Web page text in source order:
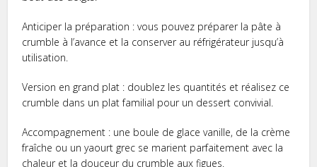
Anticiper la préparation : vous pouvez préparer la pâte à
crumble à l’avance et la conserver au réfrigérateur jusqu’à
utilisation.
Version en grand plat : doublez les quantités et réalisez ce
crumble dans un plat familial pour un dessert convivial.
Accompagnement : une boule de glace vanille, de la crème
fraîche ou un yaourt grec se marient parfaitement avec la
chaleur et la douceur du crumble aux figues.